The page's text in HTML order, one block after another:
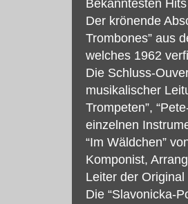
Bekanntesten
Der krönende
Trombones” aus
welches 1962
Die Schluss-
musikalischer
Trompeten”,
einzelnen
“Im Wäldchen”
Komponist,
Leiter der
Die “Slavonicka-